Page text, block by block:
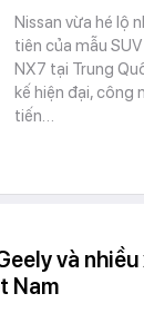
Nissan vừa hé lộ
tiên của mẫu
NX7 tại Trung
kế hiện đại, công
tiến…
và nhiều
Nam